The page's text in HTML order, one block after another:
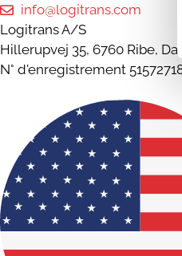
info@logitrans.com
Logitrans A/S
Hillerupvej 35, 6760 Ribe,
N° d'enregistrement